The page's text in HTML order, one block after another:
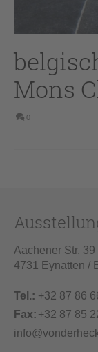
Mons
0
Aachener Str. 39
4731 Eynatten /
Tel.: +32 87 86
Fax: +32 87 85